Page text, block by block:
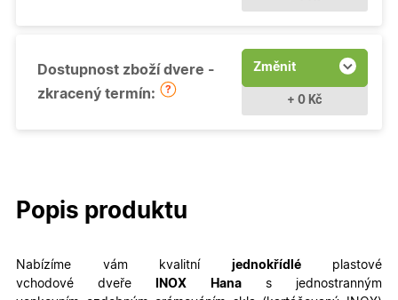
Dostupnost zboží dvere -
zkracený termín:
Změnit
+ 0 Kč
Popis produktu
Nabízíme vám kvalitní jednokřídléplastové
vchodové dveře
INOX Hana s jednostranným